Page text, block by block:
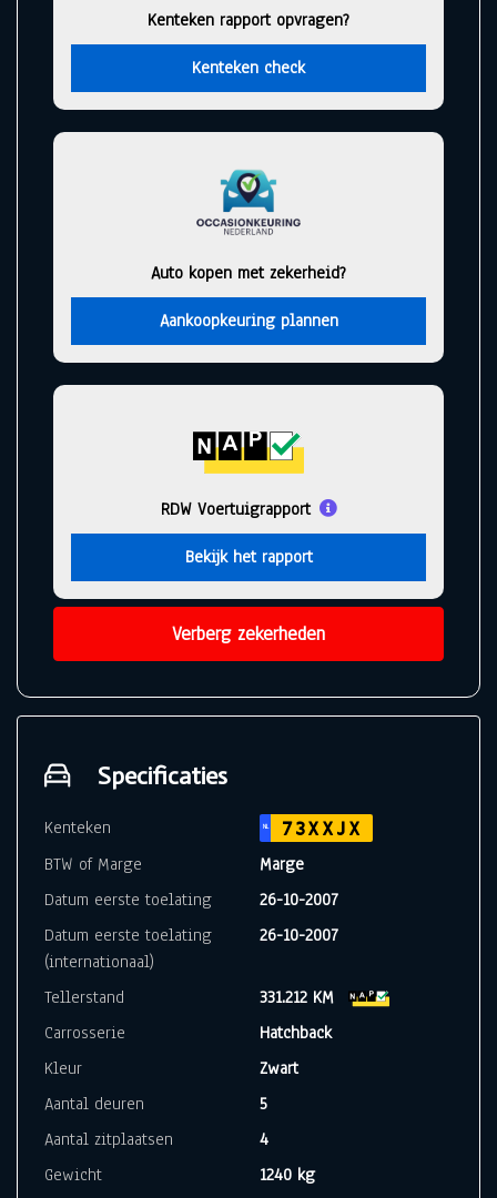
Kenteken rapport opvragen?
Kenteken check
Auto kopen met zekerheid?
Aankoopkeuring plannen
RDW Voertuigrapport
Bekijk het rapport
Verberg zekerheden
Specificaties
Kenteken NL
73XXJX
BTW of Marge
Marge
Datum eerste toelating
26-10-2007
Datum eerste toelating
(internationaal)
26-10-2007
Tellerstand
331.212 KM
Carrosserie
Hatchback
Kleur
Zwart
Aantal deuren
5
Aantal zitplaatsen
4
Gewicht
1240 kg